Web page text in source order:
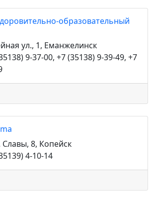
образовательный
ул., 1, Еманжелинск
9-37-00, +7 (35138) 9-39-49, +7
Славы, 8, Копейск
4-10-14